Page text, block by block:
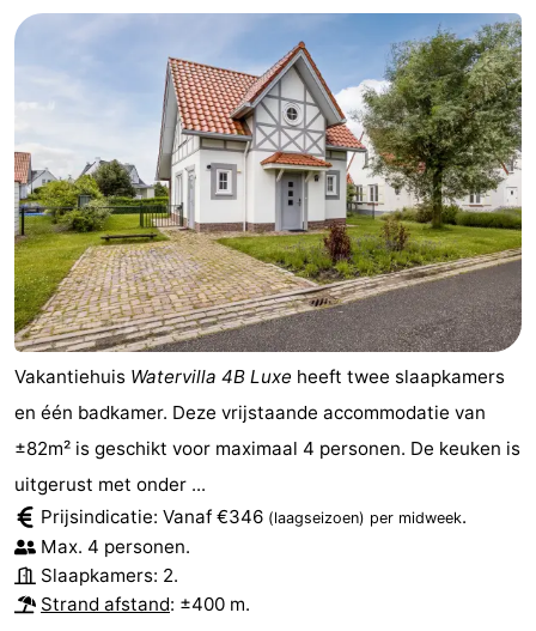
Meersee
Beach
Resort
Bad
De
-
Cadzand
Hoogduin
-
Noordzee
Résidence
Cadzand-
Bad
-
Resort
Nieuwvliet-
Bad
-
Schoneveld
-
Strand
Resort
Nieuwvliet-
Bad
-
Waterdunen
-
Zonneweelde
-
Zwinhoeve
Last
minutes
Strand
Vakantiehuis Watervilla 4B Luxe heeft twee slaapkamers
en één badkamer. Deze vrijstaande accommodatie van
±82m² is geschikt voor maximaal 4 personen. De keuken is
uitgerust met onder ...
Prijsindicatie: Vanaf €346 (laagseizoen) per midweek.
Max. 4 personen.
Slaapkamers: 2.
Strand afstand: ±400 m.